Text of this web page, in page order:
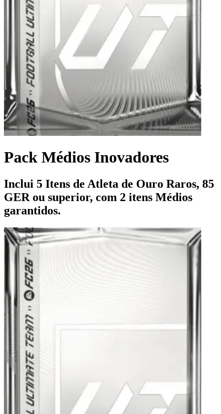
Pack Médios Inovadores
Inclui 5 Itens de Atleta de Ouro Raros, 85
GER ou superior, com 2 itens Médios
garantidos.